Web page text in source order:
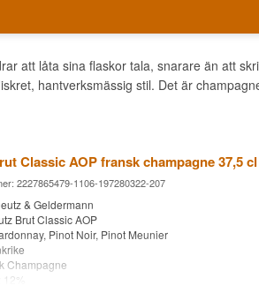
att låta sina flaskor tala, snarare än att
hantverksmässig stil. Det är
Classic AOP fransk champagne 37,5 cl
2227865479-1106-197280322-207
& Geldermann
Brut Classic AOP
Pinot Noir, Pinot Meunier
Champagne